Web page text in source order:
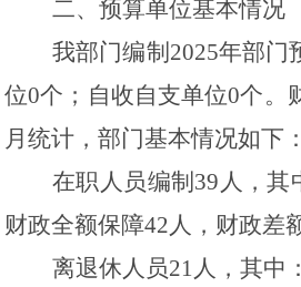
二、预算单位基本情况
我部门编制2025年部
位0个；自收自支单位0个。
月统计，部门基本情况如下：
在职人员编制39人，其
财政全额保障42人，财政差
离退休人员21人，其中